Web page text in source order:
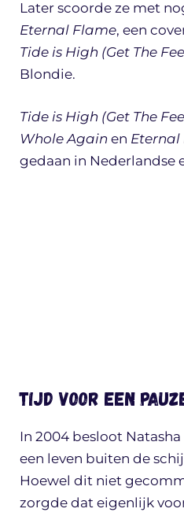
Later scoorde ze met
Eternal Flame, een
Tide is High (Get The
Blondie.
Tide is High (Get The
Whole Again en Eternal
gedaan in Nederlandse
Tijd voor een
In 2004 besloot
een leven buiten de
Hoewel dit niet
zorgde dat eigenlijk